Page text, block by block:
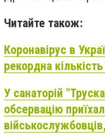
Читайте також:
Коронавірус в
рекордна
У санаторій
обсервацію